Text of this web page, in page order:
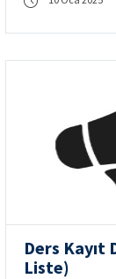
Ders Kayıt
Liste)